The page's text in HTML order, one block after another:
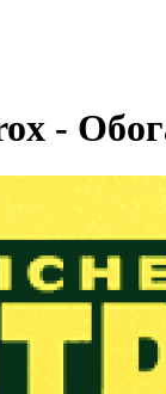
-